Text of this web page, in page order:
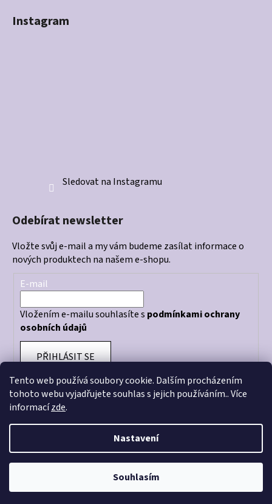
Tento web používá soubory cookie. Dalším procházením
tohoto webu vyjadřujete souhlas s jejich používáním.. Více
informacízde.
Nastavení
Souhlasím
Instagram
Sledovat na Instagramu
Odebírat newsletter
Vložte svůj e-mail a my vám budeme zasílat informace o
nových produktech na našem e-shopu.
E-mail
Vložením e-mailu souhlasíte s podmínkami ochrany
osobních údajů
PŘIHLÁSIT SE
Otevírací doba prodejny: PO - PÁ 10:00 - 18:00
Vytvořil Shoptet
Copyright 2026CRAZY STORE. Všechna práva vyhrazena.